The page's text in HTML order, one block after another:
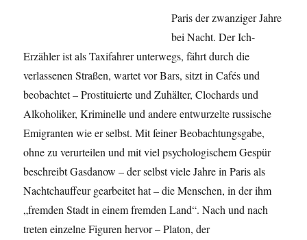
Paris der zwanziger Jahre
bei Nacht. Der Ich-
Erzähler ist als Taxifahrer unterwegs, fährt durch die
verlassenen Straßen, wartet vor Bars, sitzt in Cafés und
beobachtet – Prostituierte und Zuhälter, Clochards und
Alkoholiker, Kriminelle und andere entwurzelte russische
Emigranten wie er selbst. Mit feiner Beobachtungsgabe,
ohne zu verurteilen und mit viel psychologischem Gespür
beschreibt Gasdanow – der selbst viele Jahre in Paris als
Nachtchauffeur gearbeitet hat – die Menschen, in der ihm
„fremden Stadt in einem fremden Land“. Nach und nach
treten einzelne Figuren hervor – Platon, der